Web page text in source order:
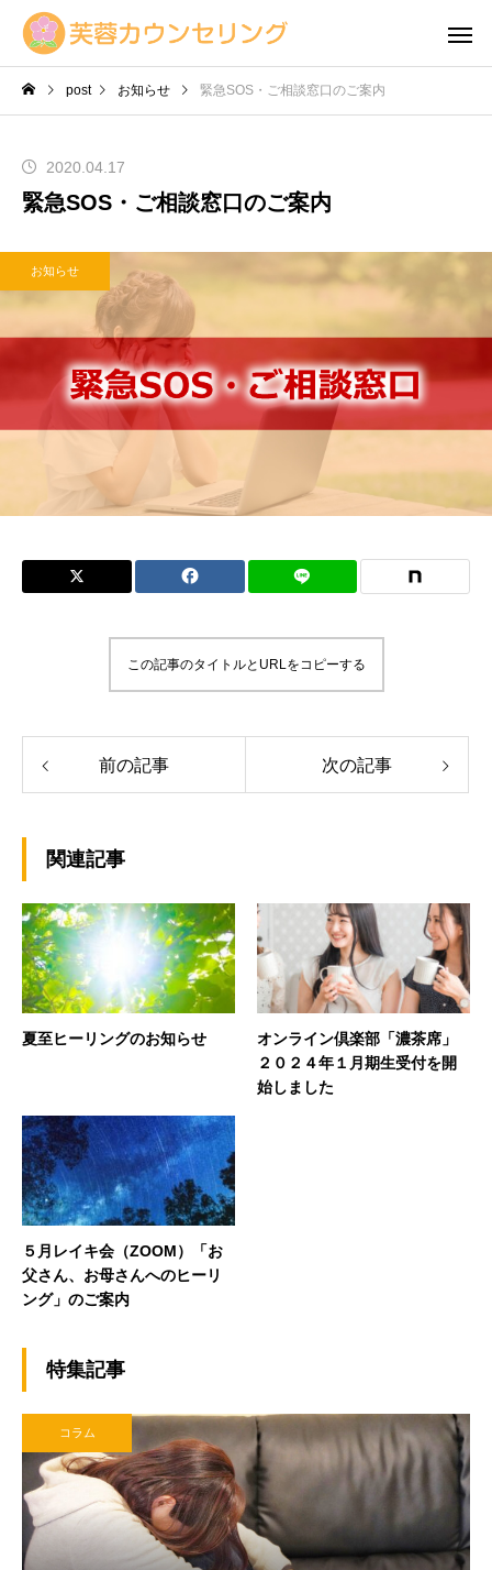
post お知らせ 緊急SOS・ご相談窓口のご案内
2020.04.17
緊急SOS・ご相談窓口のご案内
お知らせ
この記事のタイトルとURLをコピーする
前の記事 次の記事
関連記事
夏至ヒーリングのお知らせ
オンライン倶楽部「濃茶席」
２０２４年１月期生受付を開
始しました
５月レイキ会（ZOOM）「お
父さん、お母さんへのヒーリ
ング」のご案内
特集記事
コラム